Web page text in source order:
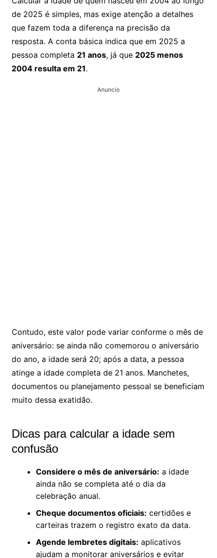
de 2025 é simples, mas exige atenção a detalhes
que fazem toda a diferença na precisão da
resposta. A conta básica indica que em 2025 a
pessoa completa 21 anos, já que 2025 menos
2004 resulta em 21.
Anuncio
Contudo, este valor pode variar conforme o mês de
aniversário: se ainda não comemorou o aniversário
do ano, a idade será 20; após a data, a pessoa
atinge a idade completa de 21 anos. Manchetes,
documentos ou planejamento pessoal se beneficiam
muito dessa exatidão.
Dicas para calcular a idade sem
confusão
Considere o mês de aniversário: a idade
ainda não se completa até o dia da
celebração anual.
Cheque documentos oficiais: certidões e
carteiras trazem o registro exato da data.
Agende lembretes digitais: aplicativos
ajudam a monitorar aniversários e evitar